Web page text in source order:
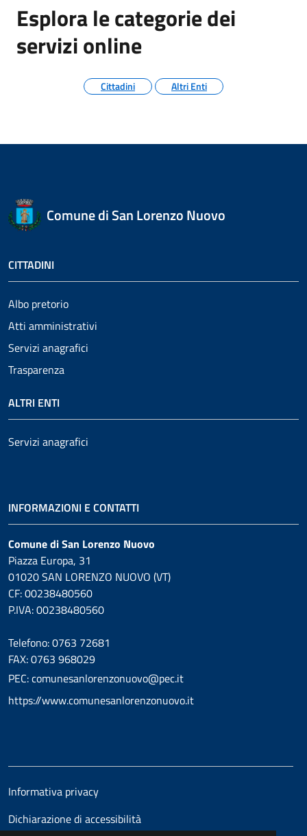
Esplora le categorie dei
servizi online
Cittadini Altri Enti
Comune di San Lorenzo Nuovo
CITTADINI
Albo pretorio
Atti amministrativi
Servizi anagrafici
Trasparenza
ALTRI ENTI
Servizi anagrafici
INFORMAZIONI E CONTATTI
Comune di San Lorenzo Nuovo
Piazza Europa, 31
01020 SAN LORENZO NUOVO (VT)
CF: 00238480560
P.IVA: 00238480560
Telefono: 0763 72681
FAX: 0763 968029
PEC: comunesanlorenzonuovo@pec.it
https://www.comunesanlorenzonuovo.it
Informativa privacy
Dichiarazione di accessibilità